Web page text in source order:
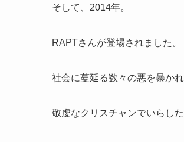
そして、2014年。
RAPTさんが登場されました。
社会に蔓延る数々の悪を暴か
敬虔なクリスチャンでいらし